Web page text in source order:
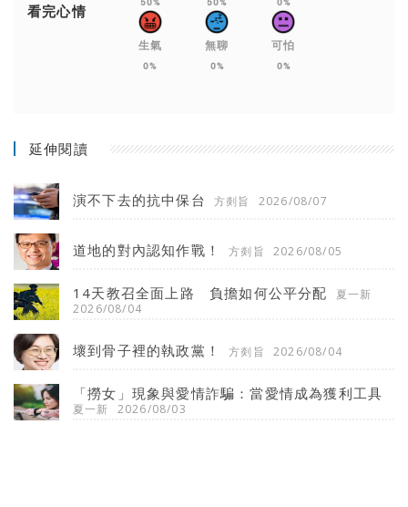
看完心情
生氣
0%
無聊
0%
可怕
0%
延伸閱讀
演不下去的抗中保台 方剡旨 2026/08/07
道地的對內認知作戰！ 方剡旨 2026/08/05
14天教召全面上路 負擔如何公平分配
夏一新
2026/08/04
壞到骨子裡的執政黨！ 方剡旨 2026/08/04
「撈女」現象與愛情詐騙：當愛情成為獲利工具
夏一新 2026/08/03